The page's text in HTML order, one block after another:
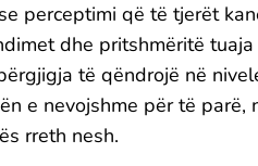
perceptimi që të tjerët
dhe pritshmëritë
të qëndrojë në
e nevojshme për të parë,
rreth nesh.